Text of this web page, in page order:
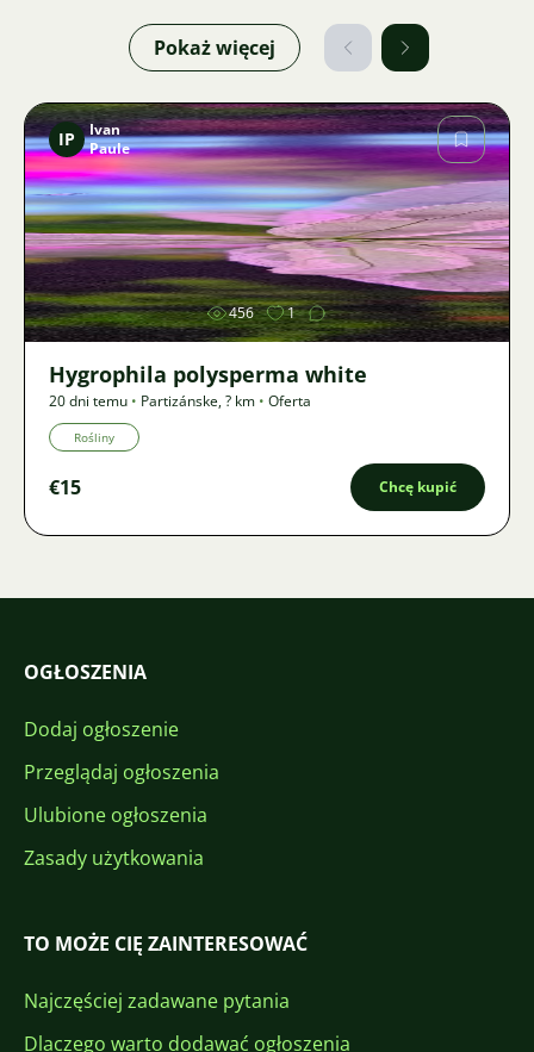
Pokaż więcej
Zdjęcie
IP
Ivan
Paule
456 1
Hygrophila polysperma white
20 dni temu • Partizánske,? km • Oferta
Rośliny
€15 Chcę kupić
OGŁOSZENIA
Dodaj ogłoszenie
Przeglądaj ogłoszenia
Ulubione ogłoszenia
Zasady użytkowania
TO MOŻE CIĘ ZAINTERESOWAĆ
Najczęściej zadawane pytania
Dlaczego warto dodawać ogłoszenia